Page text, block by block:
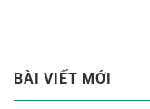
BÀI VIẾT MỚI